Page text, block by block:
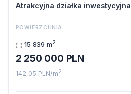
Atrakcyjna działka inwestycyjna
POWIERZCHNIA
15 839 m2
2 250 000 PLN
142,05 PLN/m2